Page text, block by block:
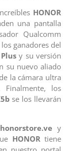
HONOR
una pantalla
Qualcomm
ganadores del
y su versión
su nuevo aliado
la cámara ultra
los
se los llevarán
y
HONOR tiene